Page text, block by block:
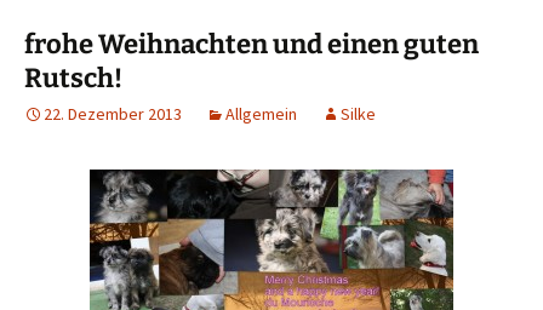
frohe Weihnachten und einen guten
Rutsch!
22. Dezember 2013 Allgemein Silke